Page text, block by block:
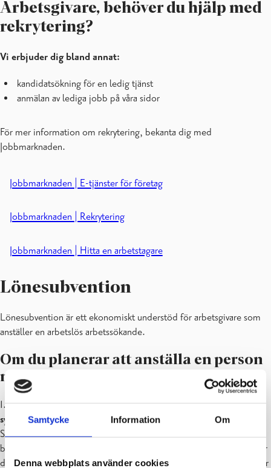
Samtycke Information Om
Denna webbplats använder cookies
Arbetsgivare, behöver du hjälp med
rekrytering?
Vi erbjuder dig bland annat:
kandidatsökning för en ledig tjänst
anmälan av lediga jobb på våra sidor
För mer information om rekrytering, bekanta dig med
Jobbmarknaden.
Jobbmarknaden | E-tjänster för företag
Jobbmarknaden | Rekrytering
Jobbmarknaden | Hitta en arbetstagare
Lönesubvention
Lönesubvention är ett ekonomiskt understöd för arbetsgivare som
anställer en arbetslös arbetssökande.
Om du planerar att anställa en person
med lönesubvention, gör så här:
1.Be den sökande vara i kontakt med sin egen sakkunniga vid
sysselsättningsregionen
Sökande diskuterar med den sakkunniga om möjligheten att kunna
bli anställd med hjälp av lönesubvention. Personen i fråga meddelar
dig om rätten till lönesubvention. Vi har inte rätt att lämna uppgifter